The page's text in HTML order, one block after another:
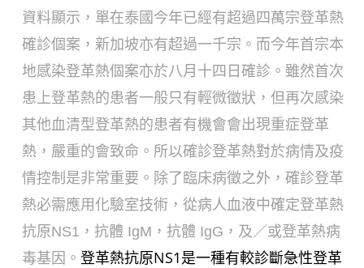
資料顯示，單在泰國今年已經有超過四萬宗登革熱
確診個案，新加坡亦有超過一千宗。而今年首宗本
地感染登革熱個案亦於八月十四日確診。雖然首次
患上登革熱的患者一般只有輕微徵狀，但再次感染
其他血清型登革熱的患者有機會會出現重症登革
熱，嚴重的會致命。所以確診登革熱對於病情及疫
情控制是非常重要。除了臨床病徵之外，確診登革
熱必需應用化驗室技術，從病人血液中確定登革熱
抗原NS1，抗體 IgM，抗體 IgG，及／或登革熱病
毒基因。 登革熱抗原NS1是一種有較診斷急性登革